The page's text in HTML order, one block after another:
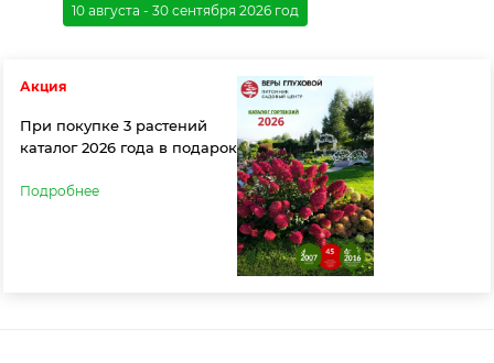
10 августа - 30 сентября 2026 год
Акция
При покупке 3 растений
каталог 2026 года в подарок
Подробнее